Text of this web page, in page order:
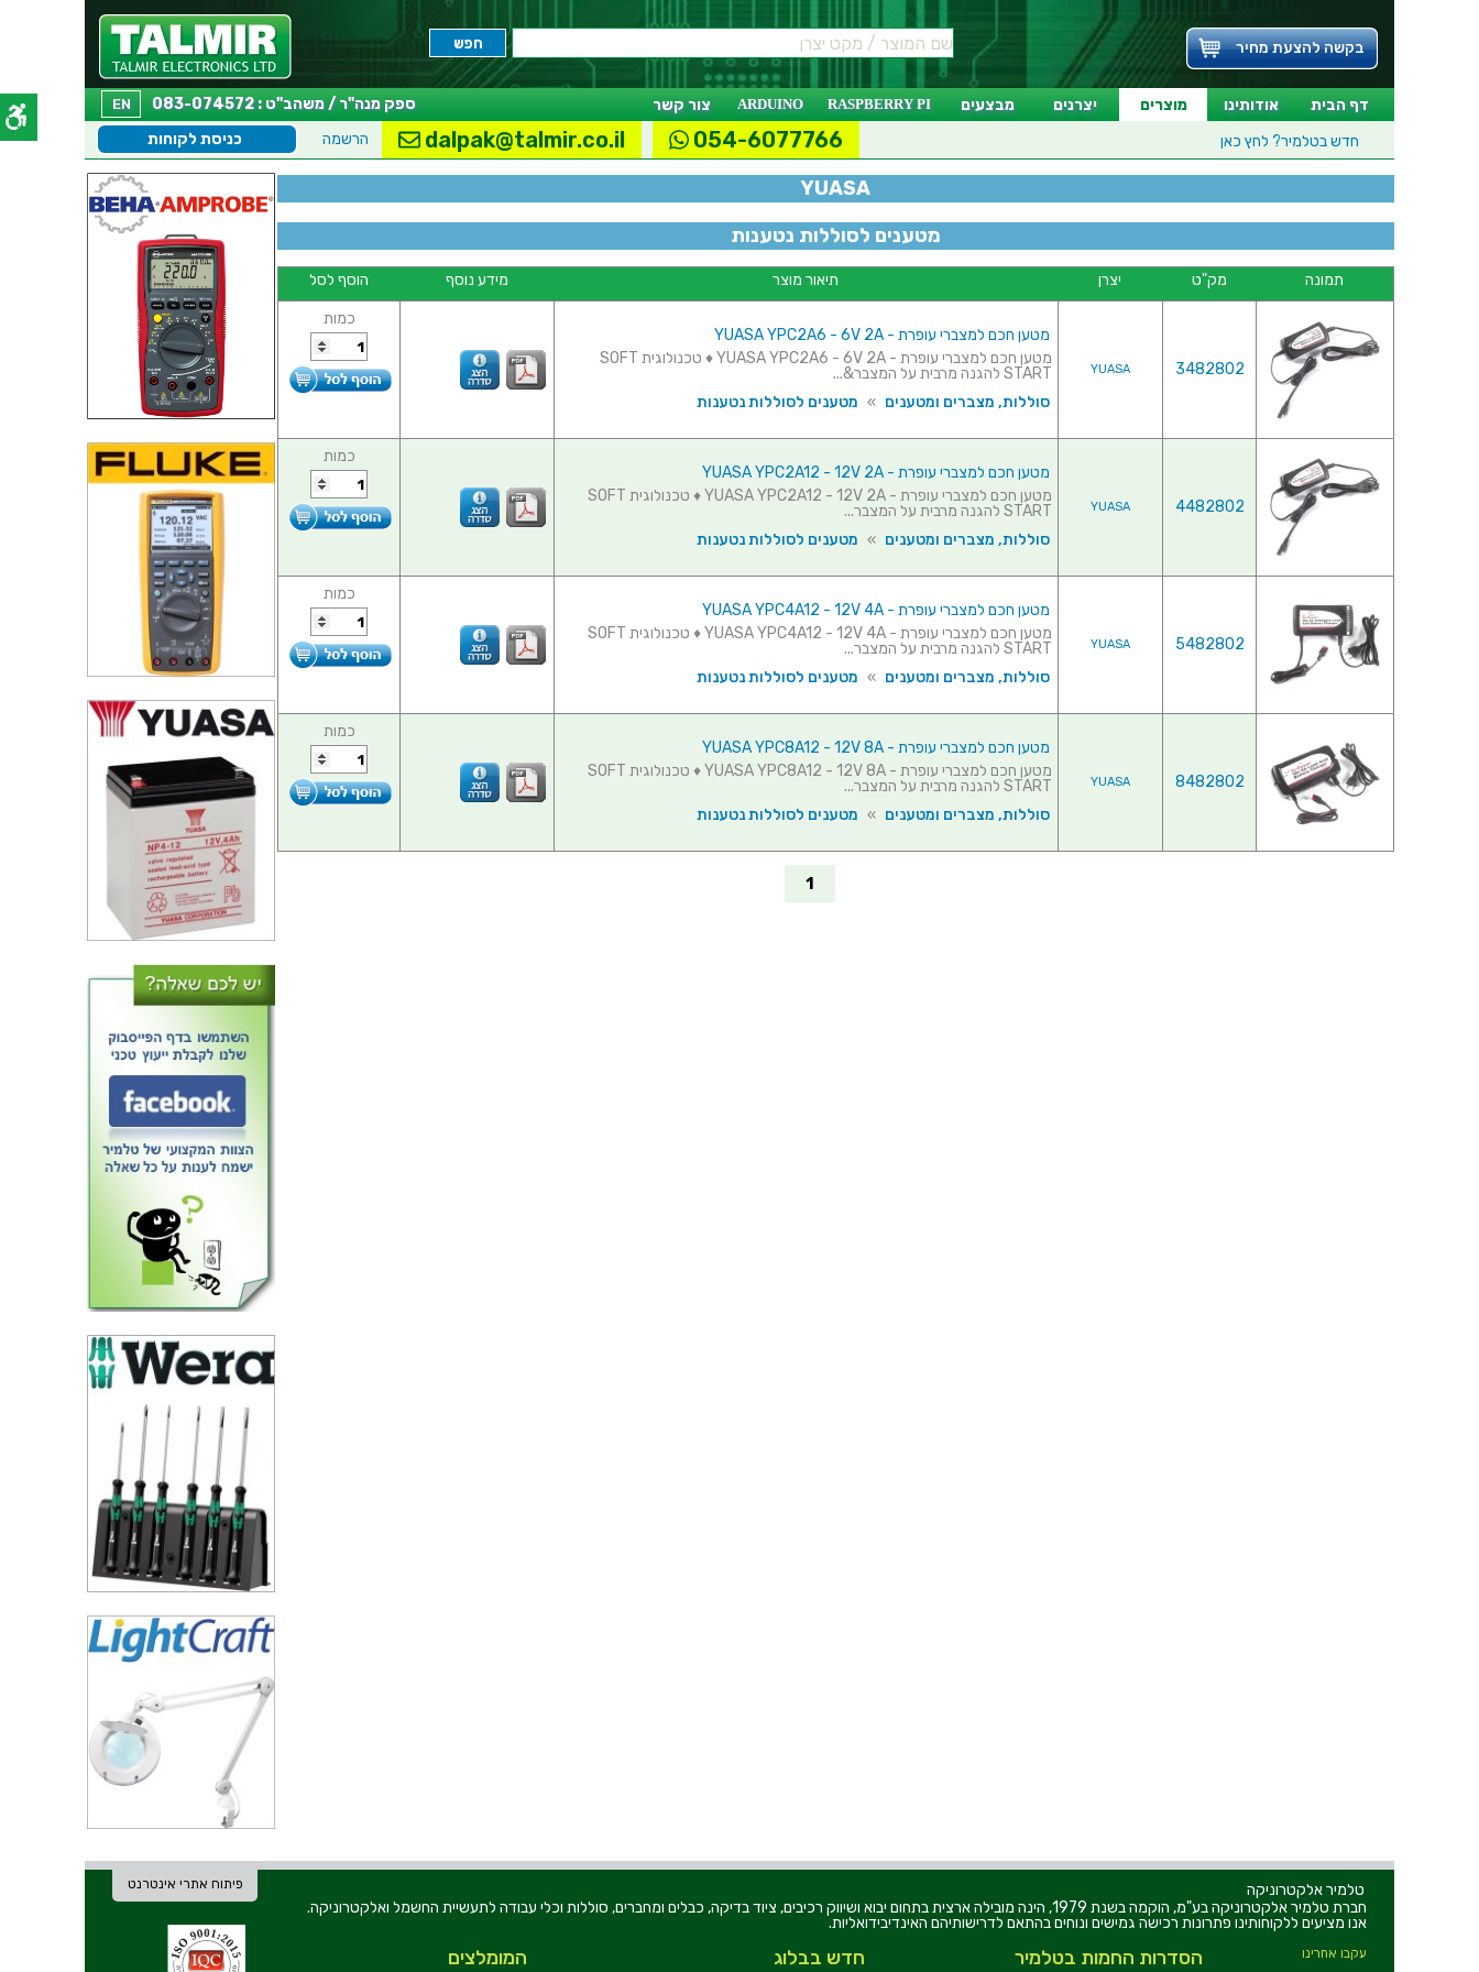
בקשה להצעת מחיר
דף הבית אודותינו מוצרים יצרנים מבצעים RASPBERRY PI
ARDUINO צור קשר EN
ספק מנה"ר / משהב"ט : 083-074572
חדש בטלמיר? לחץ כאן כניסת לקוחות הרשמה dalpak@talmir.co.il 054-6077766
YUASA
מטענים לסוללות נטענות
תמונה מק"ט יצרן תיאור מוצר מידע נוסף הוסף לסל
3482802
YUASA
מטען חכם למצברי עופרת - YUASA YPC2A6 - 6V 2A
מטען חכם למצברי עופרת - YUASA YPC2A6 - 6V 2A ♦ טכנולוגית SOFT
START להגנה מרבית על המצבר&...
סוללות, מצברים ומטענים » מטענים לסוללות נטענות
כמות
4482802
YUASA
מטען חכם למצברי עופרת - YUASA YPC2A12 - 12V 2A
מטען חכם למצברי עופרת - YUASA YPC2A12 - 12V 2A ♦ טכנולוגית SOFT
START להגנה מרבית על המצבר...
סוללות, מצברים ומטענים » מטענים לסוללות נטענות
כמות
5482802
YUASA
מטען חכם למצברי עופרת - YUASA YPC4A12 - 12V 4A
מטען חכם למצברי עופרת - YUASA YPC4A12 - 12V 4A ♦ טכנולוגית SOFT
START להגנה מרבית על המצבר...
סוללות, מצברים ומטענים » מטענים לסוללות נטענות
כמות
8482802
YUASA
מטען חכם למצברי עופרת - YUASA YPC8A12 - 12V 8A
מטען חכם למצברי עופרת - YUASA YPC8A12 - 12V 8A ♦ טכנולוגית SOFT
START להגנה מרבית על המצבר...
סוללות, מצברים ומטענים » מטענים לסוללות נטענות
כמות
1
פיתוח אתרי אינטרנט
טלמיר אלקטרוניקה
חברת טלמיר אלקטרוניקה בע"מ, הוקמה בשנת 1979, הינה מובילה ארצית בתחום יבוא ושיווק רכיבים, ציוד בדיקה, כבלים ומחברים, סוללות וכלי עבודה לתעשיית החשמל ואלקטרוניקה.
אנו מציעים ללקוחותינו פתרונות רכישה גמישים ונוחים בהתאם לדרישותיהם האינדיבידואליות.
עקבו אחרינו המומלצים חדש בבלוג הסדרות החמות בטלמיר